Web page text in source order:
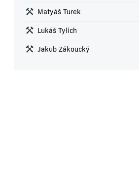
Matyáš Turek
Lukáš Tylich
Jakub Zákoucký